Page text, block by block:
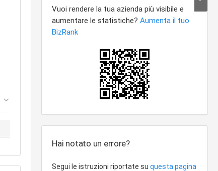
Hai notato un errore?
Segui le istruzioni riportate suquesta pagina